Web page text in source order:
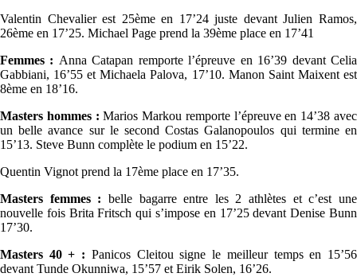
Valentin Chevalier est 25ème en 17’24 juste devant Julien Ramos,
26ème en 17’25. Michael Page prend la 39ème place en 17’41
Femmes : Anna Catapan remporte l’épreuve en 16’39 devant Celia
Gabbiani, 16’55 et Michaela Palova, 17’10. Manon Saint Maixent est
8ème en 18’16.
Masters hommes :Marios Markou remporte l’épreuve en 14’38 avec
un belle avance sur le second Costas Galanopoulos qui termine en
15’13. Steve Bunn complète le podium en 15’22.
Quentin Vignot prend la 17ème place en 17’35.
Masters femmes : belle bagarre entre les 2 athlètes et c’est une
nouvelle fois Brita Fritsch qui s’impose en 17’25 devant Denise Bunn
17’30.
Masters 40 + : Panicos Cleitou signe le meilleur temps en 15’56
devant Tunde Okunniwa, 15’57 et Eirik Solen, 16’26.